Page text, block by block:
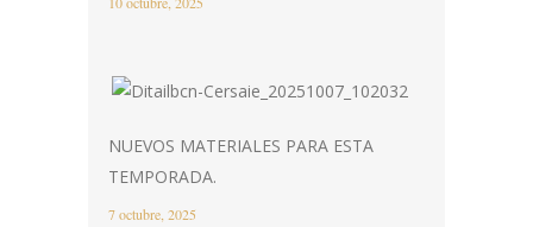
NUEVOS MATERIALES PARA ESTA
TEMPORADA.
7 octubre, 2025